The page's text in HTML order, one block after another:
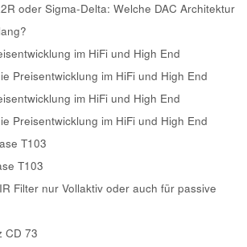
oder Sigma-Delta: Welche DAC Architektur
im HiFi und High End
Preisentwicklung im HiFi und High End
im HiFi und High End
Preisentwicklung im HiFi und High End
T103
T103
Filter nur Vollaktiv oder auch für passive
CD 73